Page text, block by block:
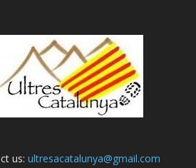
us:ultresacatalunya@gmail.com